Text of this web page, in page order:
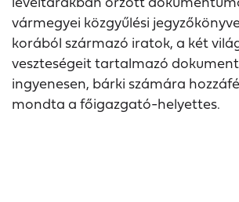
vármegyei közgyűlési
korából származó iratok, a két
veszteségeit tartalmazó
ingyenesen, bárki számára
mondta a főigazgató-helyettes.